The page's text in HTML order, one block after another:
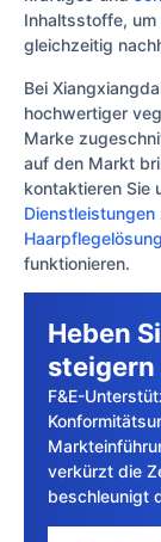
Inhaltsstoffe, um
gleichzeitig
Bei
hochwertiger
Marke
auf den Markt
kontaktieren Sie
Dienstleistungen
funktionieren.
Heben
steigern
F&E-
verkürzt die
beschleunigt